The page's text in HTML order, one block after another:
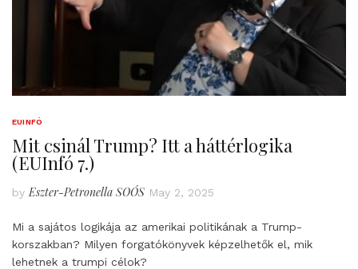
EUINFÓ
Mit csinál Trump? Itt a háttérlogika
(EUInfó 7.)
by Eszter-Petronella SOÓS May 2, 2025
Mi a sajátos logikája az amerikai politikának a Trump-
korszakban? Milyen forgatókönyvek képzelhetők el, mik
lehetnek a trumpi célok?